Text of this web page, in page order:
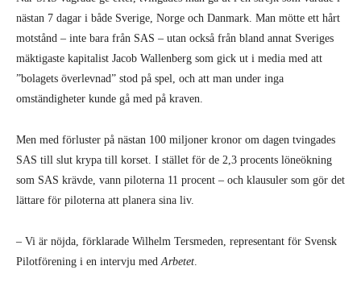
nästan 7 dagar i både Sverige, Norge och Danmark. Man mötte ett hårt
motstånd – inte bara från SAS – utan också från bland annat Sveriges
mäktigaste kapitalist Jacob Wallenberg som gick ut i media med att
”bolagets överlevnad” stod på spel, och att man under inga
omständigheter kunde gå med på kraven.
Men med förluster på nästan 100 miljoner kronor om dagen tvingades
SAS till slut krypa till korset. I stället för de 2,3 procents löneökning
som SAS krävde, vann piloterna 11 procent – och klausuler som gör det
lättare för piloterna att planera sina liv.
– Vi är nöjda, förklarade Wilhelm Tersmeden, representant för Svensk
Pilotförening i en intervju med Arbetet